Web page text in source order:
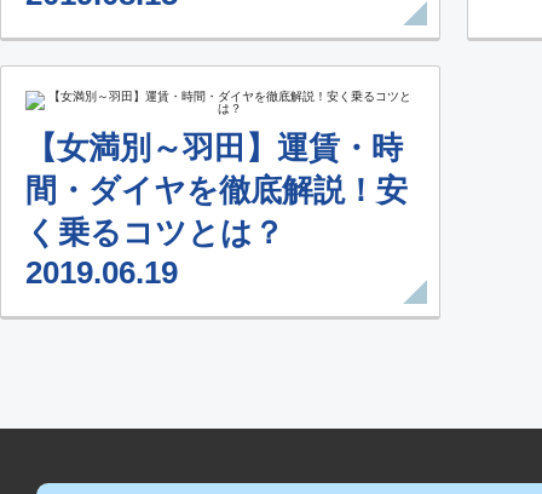
【女満別～羽田】運賃・時
間・ダイヤを徹底解説！安
く乗るコツとは？
2019.06.19